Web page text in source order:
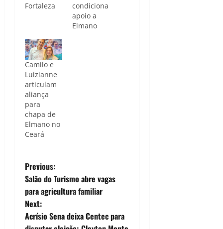
Fortaleza
condiciona
apoio a
Elmano
Camilo e
Luizianne
articulam
aliança
para
chapa de
Elmano no
Ceará
P
o
s
Previous:
Salão do Turismo abre vagas
para agricultura familiar
Next:
Acrísio Sena deixa Centec para